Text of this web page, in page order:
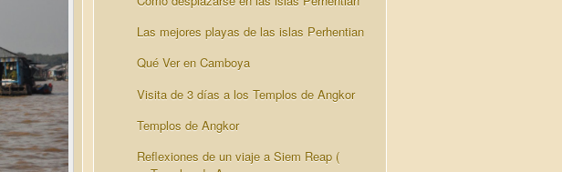
Las mejores playas de las islas Perhentian
Qué Ver en Camboya
Visita de 3 días a los Templos de Angkor
Templos de Angkor
Reflexiones de un viaje a Siem Reap (